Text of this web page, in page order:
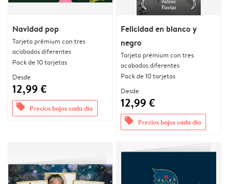
Navidad pop
Tarjeta prémium con tres
acabados diferentes
Pack de 10 tarjetas
Desde
12,99 €
offers Precios bajos cada día
Felicidad en blanco y
negro
Tarjeta prémium con tres
acabados diferentes
Pack de 10 tarjetas
Desde
12,99 €
offers Precios bajos cada día